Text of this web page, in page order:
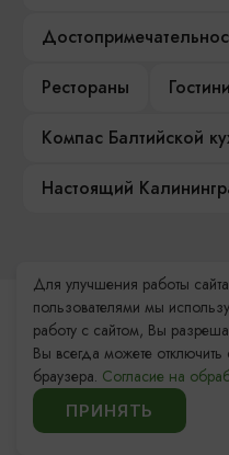
Рестораны
Компас Балтийской
Настоящий
Контакты Туристского
информационного
+7 (4012) 555-
Для улучшения работы
пользователями мы
работу с сайтом, Вы
Вы всегда можете
браузера. Согласие на
ПРИНЯТЬ